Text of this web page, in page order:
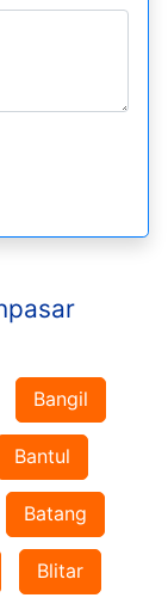
Bangil
Bantul
Batang
Blitar